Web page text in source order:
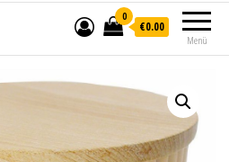
Menü
0
€0.00